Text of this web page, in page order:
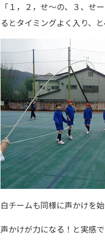
「１，２，せ～の、３、
るとタイミングよく入り、
白チームも同様に声かけを
声かけが力になる！と実感で